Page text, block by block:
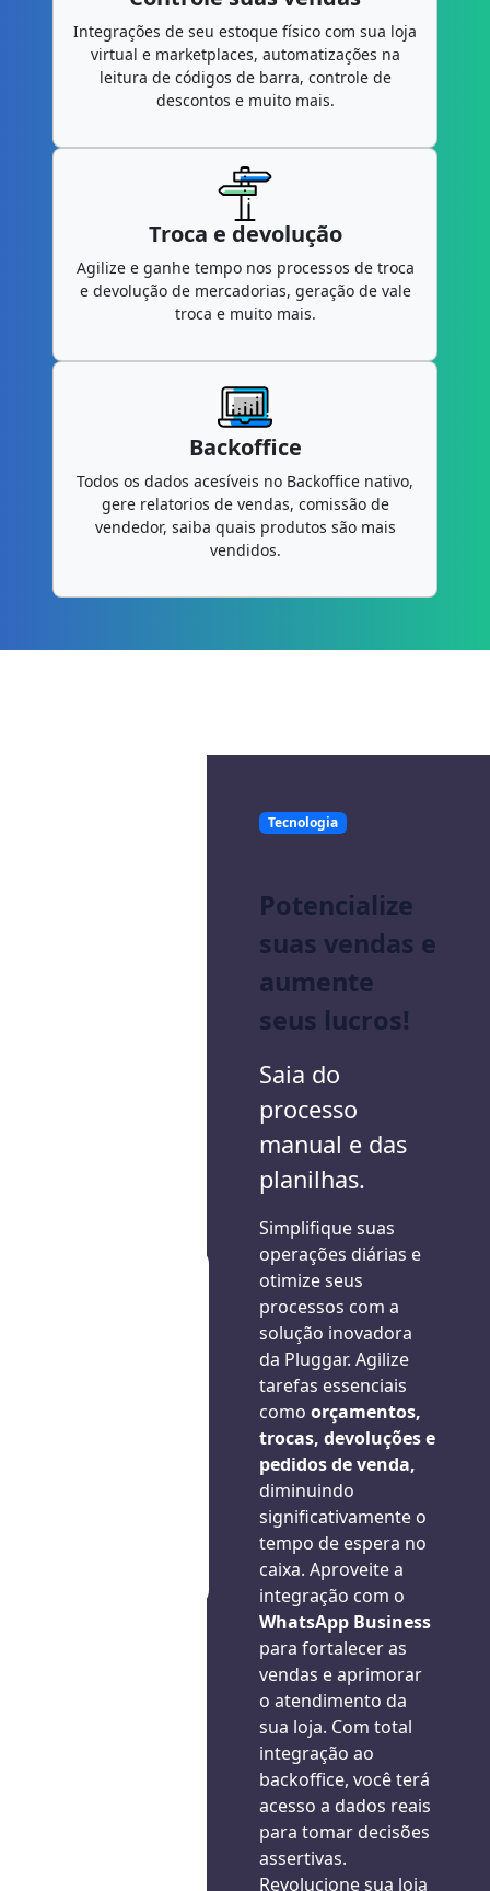
Integrações de seu estoque físico com sua loja
virtual e marketplaces, automatizações na
leitura de códigos de barra, controle de
descontos e muito mais.
Troca e devolução
Agilize e ganhe tempo nos processos de troca
e devolução de mercadorias, geração de vale
troca e muito mais.
Backoffice
Todos os dados acesíveis no Backoffice nativo,
gere relatorios de vendas, comissão de
vendedor, saiba quais produtos são mais
vendidos.
Tecnologia
Potencialize
suas vendas e
aumente
seus lucros!
Saia do
processo
manual e das
planilhas.
Simplifique suas
operações diárias e
otimize seus
processos com a
solução inovadora
da Pluggar. Agilize
tarefas essenciais
comoorçamentos,
trocas, devoluções e
pedidos de venda,
diminuindo
significativamente o
tempo de espera no
caixa. Aproveite a
integração com o
WhatsApp Business
para fortalecer as
vendas e aprimorar
o atendimento da
sua loja. Com total
integração ao
backoffice, você terá
acesso a dados reais
para tomar decisões
assertivas.
Revolucione sua loja